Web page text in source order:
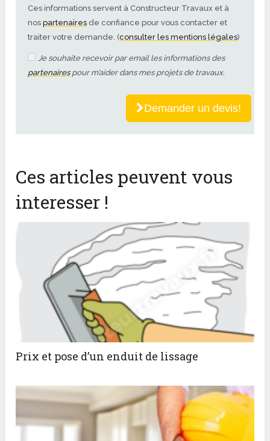
Ces informations servent à Constructeur Travaux et à
nospartenaires de confiance pour vous contacter et
traiter votre demande. (consulter les mentions légales)
Je souhaite recevoir par email les informations des
partenairespour m’aider dans mes projets de travaux.
Demander un devis!
Ces articles peuvent vous
interesser !
Prix et pose d’un enduit de lissage